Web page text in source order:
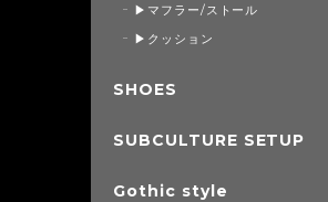
▶マフラー/ストール
▶クッション
SHOES
SUBCULTURE SETUP
Gothic style